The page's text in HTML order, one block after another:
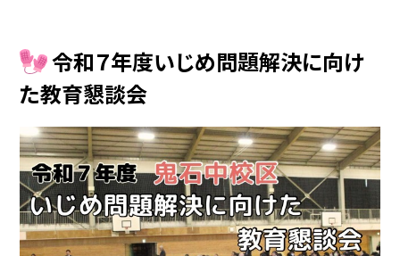
令和７年度いじめ問題解決に向け
た教育懇談会